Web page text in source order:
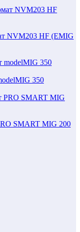
NVM203 HF (EMIG
350
SMART MIG 200